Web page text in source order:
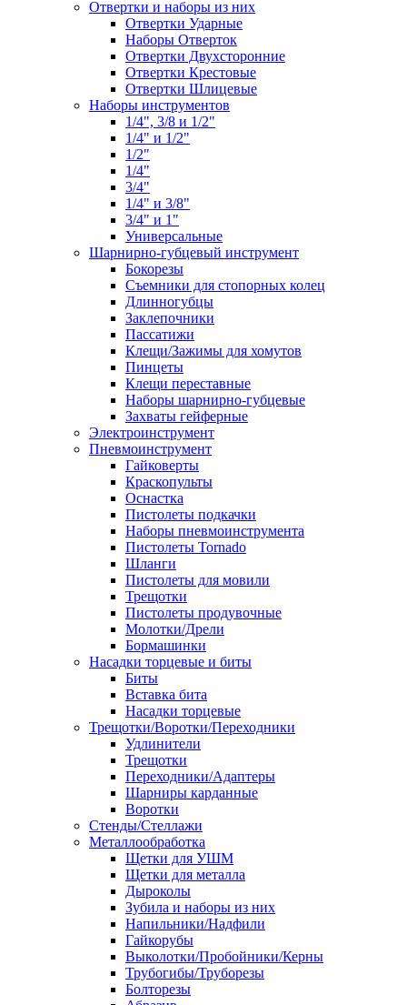
Отвертки и наборы из них
Отвертки Ударные
Наборы Отверток
Отвертки Двухсторонние
Отвертки Крестовые
Отвертки Шлицевые
Наборы инструментов
1/4", 3/8 и 1/2"
1/4" и 1/2"
1/2"
1/4"
3/4"
1/4" и 3/8"
3/4" и 1"
Универсальные
Шарнирно-губцевый инструмент
Бокорезы
Съемники для стопорных колец
Длинногубцы
Заклепочники
Пассатижи
Клещи/Зажимы для хомутов
Пинцеты
Клещи переставные
Наборы шарнирно-губцевые
Захваты гейферные
Электроинструмент
Пневмоинструмент
Гайковерты
Краскопульты
Оснастка
Пистолеты подкачки
Наборы пневмоинструмента
Пистолеты Tornado
Шланги
Пистолеты для мовили
Трещотки
Пистолеты продувочные
Молотки/Дрели
Бормашинки
Насадки торцевые и биты
Биты
Вставка бита
Насадки торцевые
Трещотки/Воротки/Переходники
Удлинители
Трещотки
Переходники/Адаптеры
Шарниры карданные
Воротки
Стенды/Стеллажи
Металлообработка
Щетки для УШМ
Щетки для металла
Дыроколы
Зубила и наборы из них
Напильники/Надфили
Гайкорубы
Выколотки/Пробойники/Керны
Трубогибы/Труборезы
Болторезы